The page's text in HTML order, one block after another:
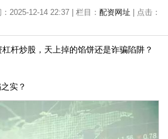
：2025-12-14 22:37 | 栏目： 配资网址 | 点击：
杆炒股，天上掉的馅饼还是诈骗陷阱？
实？